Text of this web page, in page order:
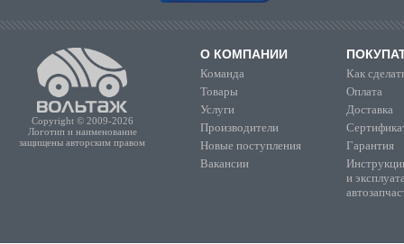
Copyright © 2009-2026
Логотип и наименование
защищены авторским правом
О КОМПАНИИ
Команда
Товары
Услуги
Производители
Новые поступления
Вакансии
Как
Оплата
Доставка
Гарантия
и